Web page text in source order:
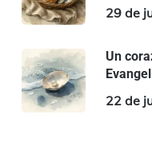
29 de
Un
22 de